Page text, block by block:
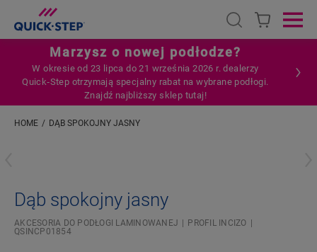
Open search
Marzysz o nowej podłodze?
W okresie od 23 lipca do 21 września 2026 r. dealerzy
Quick‑Step otrzymają specjalny rabat na wybrane podłogi.
Znajdź najbliższy sklep tutaj!
HOME DĄB SPOKOJNY JASNY
Dąb spokojny jasny
AKCESORIA DO PODŁOGI LAMINOWANEJ
PROFIL INCIZO
QSINCP01854